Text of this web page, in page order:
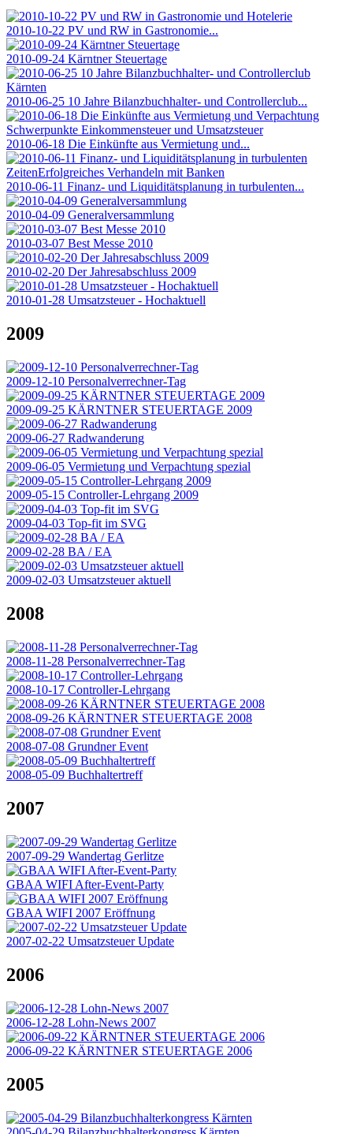
2010-10-22 PV und RW in Gastronomie...
2010-09-24 Kärntner Steuertage
2010-06-25 10 Jahre Bilanzbuchhalter- und Controllerclub...
2010-06-18 Die Einkünfte aus Vermietung und...
2010-06-11 Finanz- und Liquiditätsplanung in turbulenten...
2010-04-09 Generalversammlung
2010-03-07 Best Messe 2010
2010-02-20 Der Jahresabschluss 2009
2010-01-28 Umsatzsteuer - Hochaktuell
2009
2009-12-10 Personalverrechner-Tag
2009-09-25 KÄRNTNER STEUERTAGE 2009
2009-06-27 Radwanderung
2009-06-05 Vermietung und Verpachtung spezial
2009-05-15 Controller-Lehrgang 2009
2009-04-03 Top-fit im SVG
2009-02-28 BA / EA
2009-02-03 Umsatzsteuer aktuell
2008
2008-11-28 Personalverrechner-Tag
2008-10-17 Controller-Lehrgang
2008-09-26 KÄRNTNER STEUERTAGE 2008
2008-07-08 Grundner Event
2008-05-09 Buchhaltertreff
2007
2007-09-29 Wandertag Gerlitze
GBAA WIFI After-Event-Party
GBAA WIFI 2007 Eröffnung
2007-02-22 Umsatzsteuer Update
2006
2006-12-28 Lohn-News 2007
2006-09-22 KÄRNTNER STEUERTAGE 2006
2005